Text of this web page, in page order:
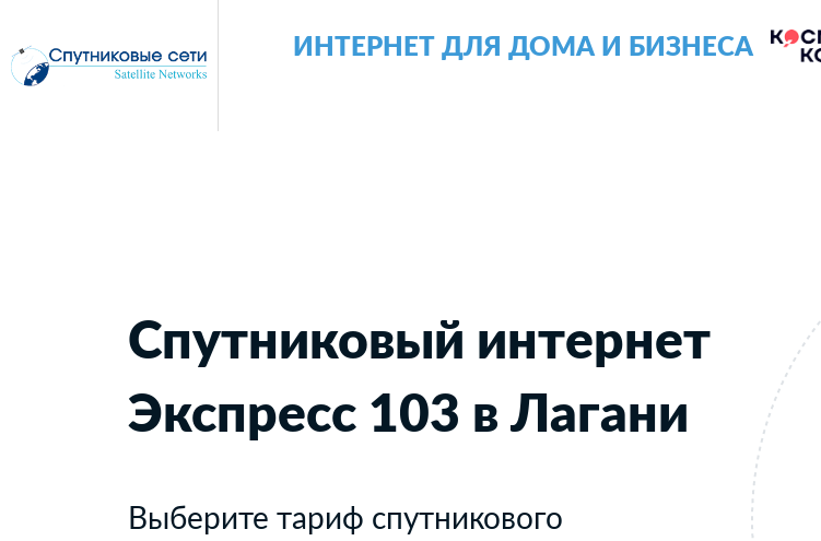
ИНТЕРНЕТ ДЛЯ ДОМА И БИЗНЕСА
Спутниковый интернет
Экспресс 103 в Лагани
Выберите тариф спутникового